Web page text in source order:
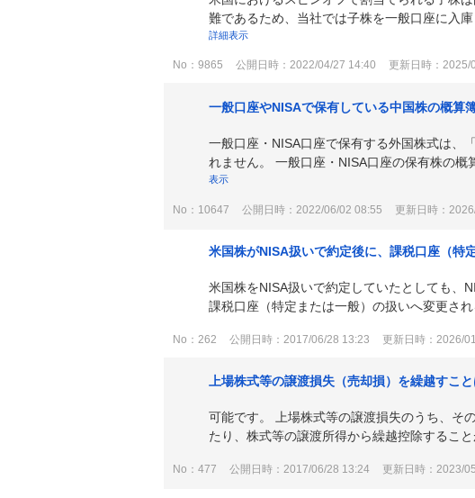
難であるため、当社では子株を一般口座に入
詳細表示
No：9865 公開日時：2022/04/27 14:40 更新日時：2025/
一般口座やNISAで保有している中国株の概算
一般口座・NISA口座で保有する外国株式は、
れません。 一般口座・NISA口座の保有株の
表示
No：10647 公開日時：2022/06/02 08:55 更新日時：
米国株がNISA扱いで約定後に、課税口座（特
米国株をNISA扱いで約定していたとしても、
課税口座（特定または一般）の扱いへ変更さ
No：262 公開日時：2017/06/28 13:23 更新日時：2026/
上場株式等の譲渡損失（売却損）を繰越すこ
可能です。 上場株式等の譲渡損失のうち、そ
たり、株式等の譲渡所得から繰越控除するこ
No：477 公開日時：2017/06/28 13:24 更新日時：2023/